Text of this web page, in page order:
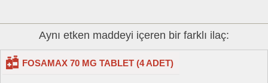
Aynı etken maddeyi içeren bir farklı ilaç:
FOSAMAX 70 MG TABLET (4 ADET)